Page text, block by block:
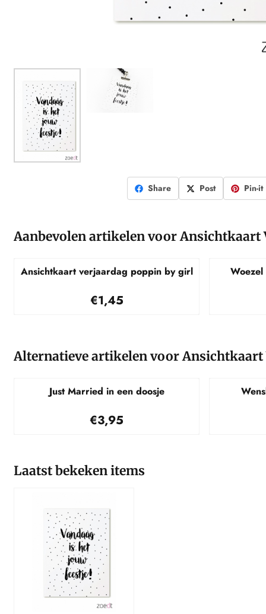
Share Post Pin-it
Aanbevolen artikelen voorAnsichtkaart
Ansichtkaart verjaardag poppin by girl
Prijs: 1,45
€1,45
Alternatieve artikelen voorAnsichtkaart
Just Married in een doosje
Prijs: 3,95
€3,95
Laatst bekeken items